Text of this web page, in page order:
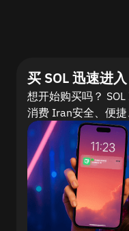
买 SOL 迅速进
想开始购买吗？
消费 Iran安全、便捷